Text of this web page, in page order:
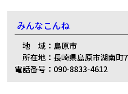
みんなこんね
地 域：島原市
所在地：長崎県島原市湖南町
電話番号：090-8833-4612